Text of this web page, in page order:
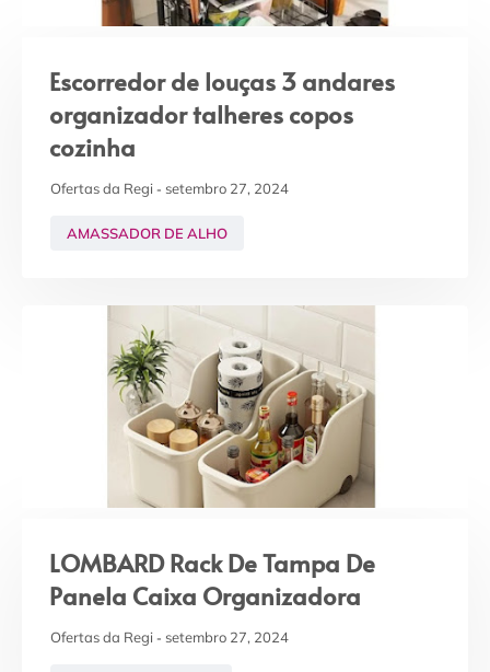
Escorredor de louças 3 andares
organizador talheres copos
cozinha
Ofertas da Regi setembro 27, 2024
AMASSADOR DE ALHO
LOMBARD Rack De Tampa De
Panela Caixa Organizadora
Ofertas da Regi setembro 27, 2024